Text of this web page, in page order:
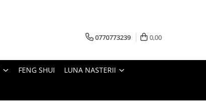
0770773239 0,00
FENG SHUI LUNA NASTERII